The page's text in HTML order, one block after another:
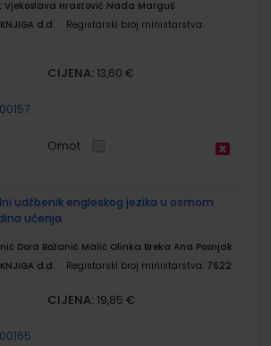
Vjekoslava Hrastović Nada Marguš
KNJIGA d.d.
Registarski broj ministarstva:
CIJENA: 13,60 €
Omot
udžbenik engleskog jezika u osmom
učenja
Dora Božanić Malić Olinka Breka Ana Posnjak
KNJIGA d.d. Registarski broj ministarstva: 7622
CIJENA: 19,85 €